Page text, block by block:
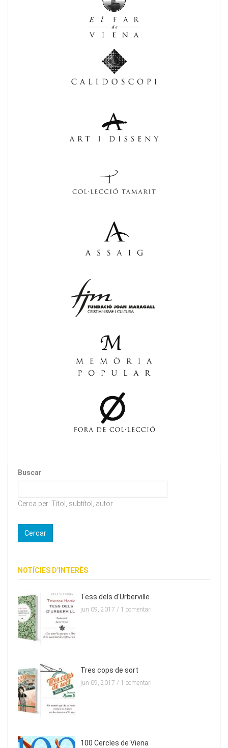
Buscar
Cerca per: Títol, subtítol, autor
NOTÍCIES D'INTERÈS
Tess dels d'Urberville
jun 09, 2017 / 1 comentari
Tres cops de sort
jun 09, 2017 / 1 comentari
100 Cercles de Viena